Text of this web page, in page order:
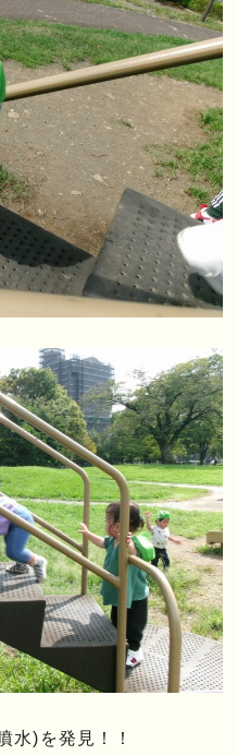
水)を発見！！